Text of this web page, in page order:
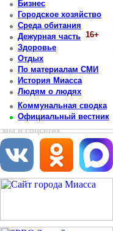
Бизнес
Городское хозяйство
Среда обитания
Дежурная часть 16+
Здоровье
Отдых
По материалам СМИ
История Миасса
Людям о людях
Коммунальная сводка
Официальный вестник
мы в соцсетях